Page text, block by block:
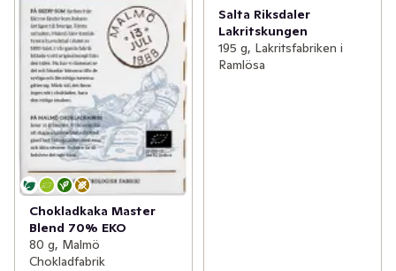
Chokladkaka Master
Blend 70% EKO
80 g, Malmö
Chokladfabrik
Salta Riksdaler
Lakritskungen
195 g, Lakritsfabriken i
Ramlösa